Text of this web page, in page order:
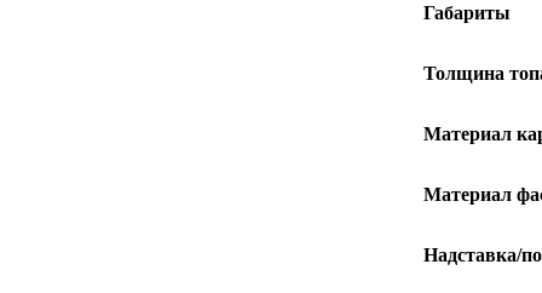
Габариты
Толщина
Материал
Материал
Надставка/